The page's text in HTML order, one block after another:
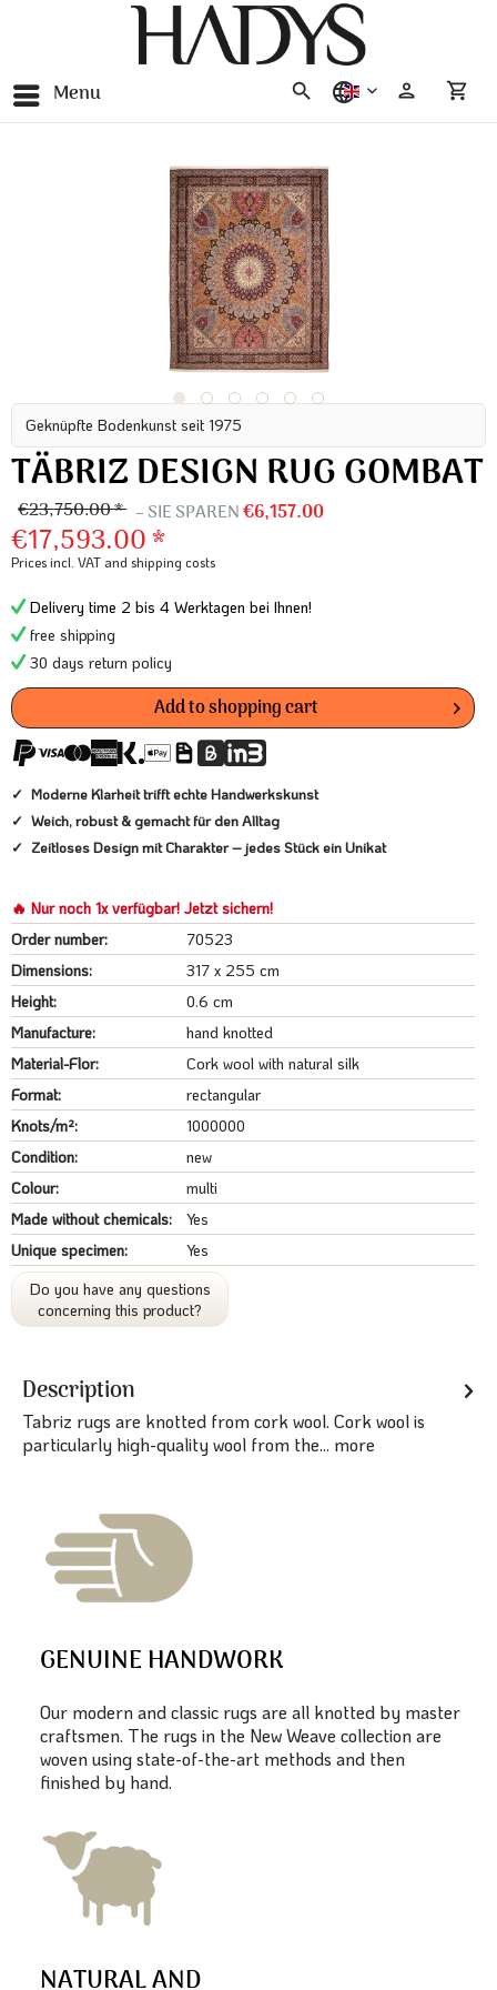
Menu english
Geknüpfte Bodenkunst seit 1975
TÄBRIZ DESIGN RUG GOMBAT
€17,593.00 *
€23,750.00 * – SIE SPAREN€6,157.00
Prices incl. VAT and shipping costs
Delivery time 2 bis 4 Werktagen bei Ihnen!
free shipping
30 days return policy
Add toshopping cart
Moderne Klarheit trifft echte Handwerkskunst
Weich, robust & gemacht für den Alltag
Zeitloses Design mit Charakter – jedes Stück ein Unikat
🔥 Nur noch 1x verfügbar! Jetzt sichern!
Order number:
70523
Dimensions:
317 x 255 cm
Height:
0.6 cm
Manufacture:
hand knotted
Material-Flor:
Cork wool with natural silk
Format:
rectangular
Knots/m²:
1000000
Condition:
new
Colour:
multi
Made without chemicals:
Yes
Unique specimen:
Yes
Do you have any questions
concerning this product?
Description
Tabriz rugs are knotted from cork wool. Cork wool is
particularly high-quality wool from the... more
GENUINE HANDWORK
Our modern and classic rugs are all knotted by master
craftsmen. The rugs in the New Weave collection are
woven using state-of-the-art methods and then
finished by hand.
NATURAL AND